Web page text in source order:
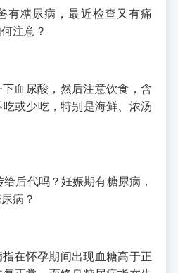
有糖尿病，最近检查又有痛
注意？
血尿酸，然后注意饮食，含
或少吃，特别是海鲜、浓汤
后代吗？妊娠期有糖尿病，
病？
在怀孕期间出现血糖高于正